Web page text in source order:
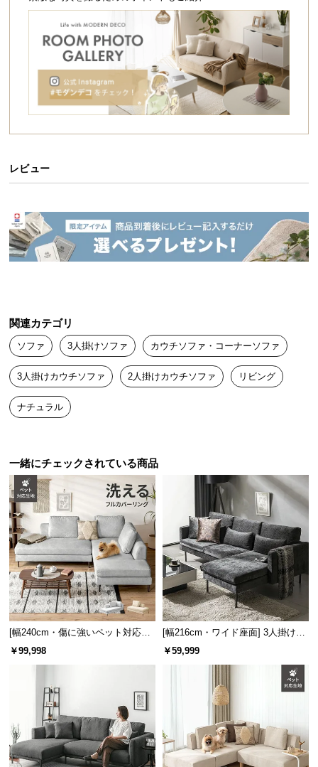
ド
お
支
い
に
つ
い
送
料
つ
い
て
型
商
品
の
配
送
に
つ
い
て
型
送
に
レビュー
関連カテゴリ
ソファ 3人掛けソファ カウチソファ・コーナーソファ
3人掛けカウチソファ 2人掛けカウチソファ リビング
ナチュラル
一緒にチェックされている商品
[幅240cm・傷に強いペット対応生
地] 3人掛けカウチソファ レイアウ
￥99,998
[幅216cm・ワイド座面] 3人掛けカ
ウチソファ ブラックスチール脚 L
￥59,999